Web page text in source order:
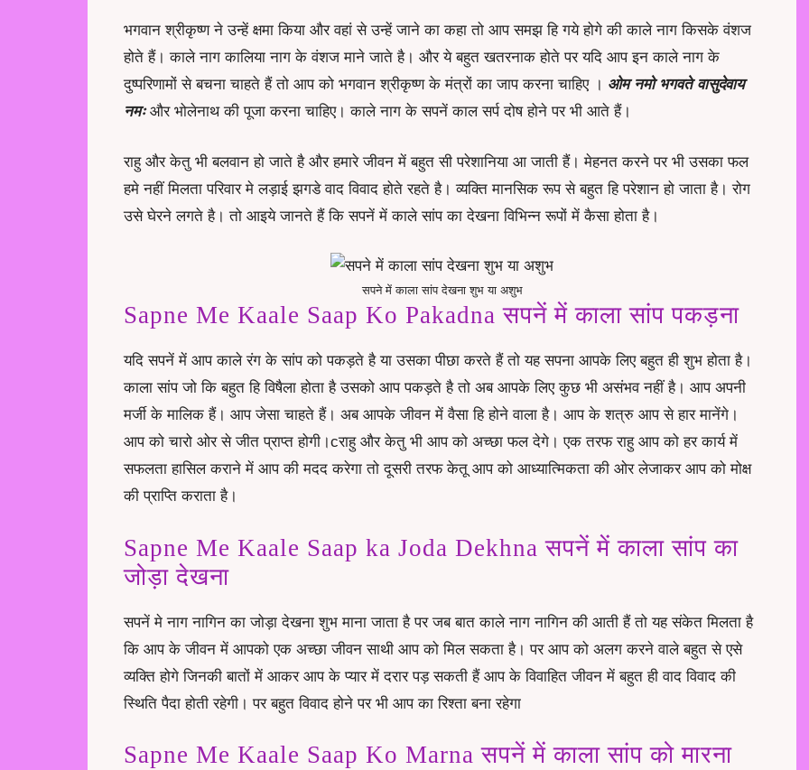
भगवान श्रीकृष्ण ने उन्हें क्षमा किया और वहां से उन्हें जाने का कहा तो आप समझ हि गये होगे की काले नाग किसके वंशज
होते हैं। काले नाग कालिया नाग के वंशज माने जाते है। और ये बहुत खतरनाक होते पर यदि आप इन काले नाग के
दुष्परिणामों से बचना चाहते हैं तो आप को भगवान श्रीकृष्ण के मंत्रों का जाप करना चाहिए । ओम नमो भगवते वासुदेवाय
नमःऔर भोलेनाथ की पूजा करना चाहिए। काले नाग के सपनें काल सर्प दोष होने पर भी आते हैं।
राहु और केतु भी बलवान हो जाते है और हमारे जीवन में बहुत सी परेशानिया आ जाती हैं। मेहनत करने पर भी उसका फल
हमे नहीं मिलता परिवार मे लड़ाई झगडे वाद विवाद होते रहते है। व्यक्ति मानसिक रूप से बहुत हि परेशान हो जाता है। रोग
उसे घेरने लगते है। तो आइये जानते हैं कि सपनें में काले सांप का देखना विभिन्न रूपों में कैसा होता है।
सपने में काला सांप देखना शुभ या अशुभ
Sapne Me Kaale Saap Ko Pakadna सपनें में काला सांप पकड़ना
यदि सपनें में आप काले रंग के सांप को पकड़ते है या उसका पीछा करते हैं तो यह सपना आपके लिए बहुत ही शुभ होता है।
काला सांप जो कि बहुत हि विषैला होता है उसको आप पकड़ते है तो अब आपके लिए कुछ भी असंभव नहीं है। आप अपनी
मर्जी के मालिक हैं। आप जेसा चाहते हैं। अब आपके जीवन में वैसा हि होने वाला है। आप के शत्रु आप से हार मानेंगे।
आप को चारो ओर से जीत प्राप्त होगी।cराहु और केतु भी आप को अच्छा फल देगे। एक तरफ राहु आप को हर कार्य में
सफलता हासिल कराने में आप की मदद करेगा तो दूसरी तरफ केतू आप को आध्यात्मिकता की ओर लेजाकर आप को मोक्ष
की प्राप्ति कराता है।
Sapne Me Kaale Saap ka Joda Dekhna सपनें में काला सांप का
जोड़ा देखना
सपनें मे नाग नागिन का जोड़ा देखना शुभ माना जाता है पर जब बात काले नाग नागिन की आती हैं तो यह संकेत मिलता है
कि आप के जीवन में आपको एक अच्छा जीवन साथी आप को मिल सकता है। पर आप को अलग करने वाले बहुत से एसे
व्यक्ति होगे जिनकी बातों में आकर आप के प्यार में दरार पड़ सकती हैं आप के विवाहित जीवन में बहुत ही वाद विवाद की
स्थिति पैदा होती रहेगी। पर बहुत विवाद होने पर भी आप का रिश्ता बना रहेगा
Sapne Me Kaale Saap Ko Marna सपनें में काला सांप को मारना